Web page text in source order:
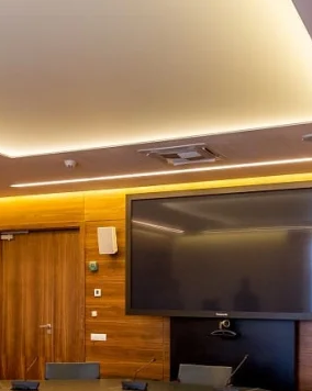
Wallhof Rail
Рюхина, 9 А, Санкт-